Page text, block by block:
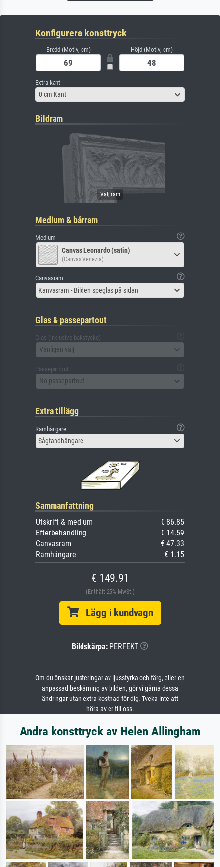
Konfigurera konsttryck
Bredd (Motiv, cm) Höjd (Motiv, cm)
Extra kant
0 cm Kant
Bildram
Medium & bårram
Medium
Canvas Leonardo (satin)
(Canvas Venezia)
Canvasram
Kanvasram - Bilden speglas på sidan
Glas & passepartout
Glas (inklusive bakstycke)
Vänligen välj
Passepartout
No passepartout
Extra tillägg
Ramhängare
Sågtandhängare
Sammanfattning
Utskrift & medium
€ 86.85
Efterbehandling
€ 14.59
Canvasram
€ 47.33
Ramhängare
€ 1.15
€ 149.91
(Enthält 25% MwSt.)
Lägg i kundvagn
Bildskärpa: PERFEKT
Om du önskar justeringar av ljusstyrka och färg, eller en
anpassad beskärning av bilden, gör vi gärna dessa
ändringar utan extra kostnad för dig. Tveka inte att
höra av er till oss.
Andra konsttryck av Helen Allingham